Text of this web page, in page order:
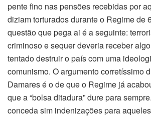
pente fino nas pensões recebidas por
diziam torturados durante o Regime de
questão que pega ai é a seguinte:
criminoso e sequer deveria receber
tentado destruir o país com uma
comunismo. O argumento corretíssimo
Damares é o de que o Regime já
que a “bolsa ditadura” dure para
conceda sim indenizações para